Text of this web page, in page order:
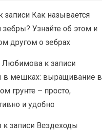
записи Как называется
Узнайте об этом и
другом о зебрах
Любимовак записи
в мешках: выращивание в
грунте – просто,
и удобно
к записи Вездеходы